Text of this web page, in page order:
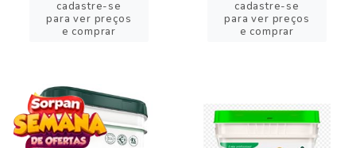
cadastre-se
para ver preços
e comprar
cadastre-se
para ver preços
e comprar